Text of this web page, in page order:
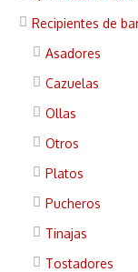
Recipientes de
Asadores
Cazuelas
Ollas
Otros
Platos
Pucheros
Tinajas
Tostadores